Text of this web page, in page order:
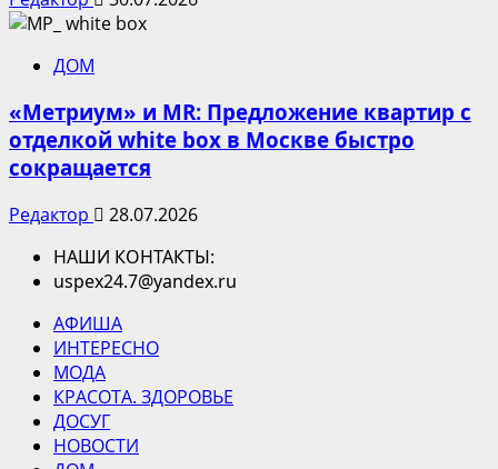
ДОМ
«Метриум» и MR: Предложение квартир с
отделкой white box в Москве быстро
сокращается
Редактор
28.07.2026
НАШИ КОНТАКТЫ:
uspex24.7@yandex.ru
АФИША
ИНТЕРЕСНО
МОДА
КРАСОТА. ЗДОРОВЬЕ
ДОСУГ
НОВОСТИ